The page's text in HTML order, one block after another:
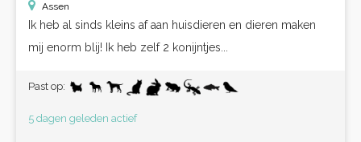
Assen
Ik heb al sinds kleins af aan huisdieren en dieren maken
mij enorm blij! Ik heb zelf 2 konijntjes...
Past op:
5 dagen geleden actief